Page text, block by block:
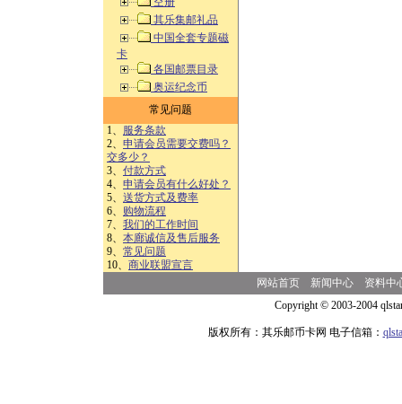
其乐集邮礼品
中国全套专题磁
卡
各国邮票目录
奥运纪念币
常见问题
1、 服务条款
2、 申请会员需要交费吗？
交多少？
3、 付款方式
4、 申请会员有什么好处？
5、 送货方式及费率
6、 购物流程
7、 我们的工作时间
8、 本廊诚信及售后服务
9、 常见问题
10、 商业联盟宣言
网站首页 新闻中心
资料中
Copyright © 2003-2004
版权所有：其乐邮币卡网 电子信箱：